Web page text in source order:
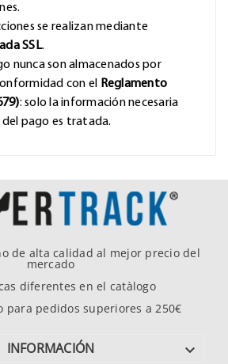
se realizan mediante
SSL.
nunca son almacenados por
con el
Reglamento
: solo la información necesaria
pago es tratada.
de alta calidad al mejor precio del
mercado
diferentes en el catàlogo
para pedidos superiores a 250€
INFORMACIÓN 